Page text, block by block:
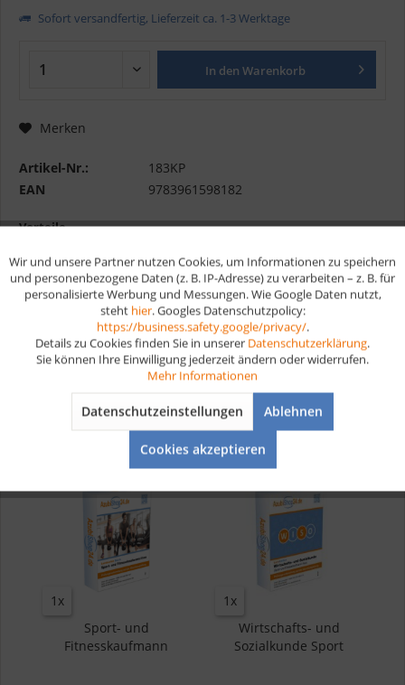
Sofort versandfertig, Lieferzeit ca. 1-3 Werktage
In den Warenkorb
Merken
Artikel-Nr.:
183KP
EAN
9783961598182
Vorteile
Kostenloser Versand ab € 35,- Bestellwert
Schnelle Lieferung
Verschiedene Zahlungsmöglichkeiten
Das Set besteht aus
1x
Sport- und
Fitnesskaufmann
1x
Wirtschafts- und
Sozialkunde Sport
Funktionale Aktiv
Aktiv
Aktiv
Wir und unsere Partner nutzen Cookies, um Informationen zu speichern
und personenbezogene Daten (z. B. IP-Adresse) zu verarbeiten – z. B. für
personalisierte Werbung und Messungen. Wie Google Daten nutzt,
steht hier. Googles Datenschutzpolicy:
https://business.safety.google/privacy/.
Details zu Cookies finden Sie in unserer Datenschutzerklärung.
Sie können Ihre Einwilligung jederzeit ändern oder widerrufen.
Mehr Informationen
Datenschutzeinstellungen Ablehnen
Cookies akzeptieren